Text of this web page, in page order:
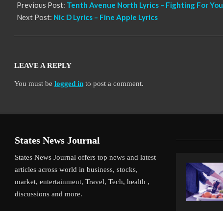
Previous Post: Tenth Avenue North Lyrics – Fighting For You
Next Post: Nic D Lyrics – Fine Apple Lyrics
LEAVE A REPLY
You must be logged in to post a comment.
States News Journal
States News Journal offers top news and latest
articles across world in business, stocks,
market, entertainment, Travel, Tech, health ,
discussions and more.